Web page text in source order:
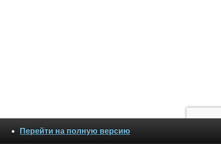
Перейти на полную версию